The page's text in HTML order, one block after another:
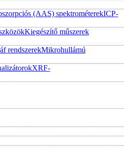
(AAS) spektrométerekICP-
Kiegészítő műszerek
rendszerekMikrohullámú
XRF-